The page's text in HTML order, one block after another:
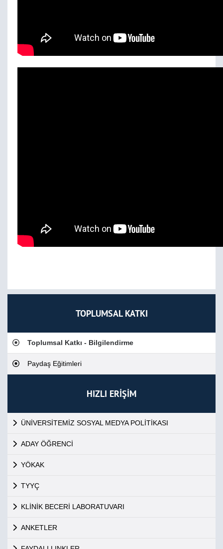
TOPLUMSAL KATKI
Toplumsal Katkı - Bilgilendirme
Paydaş Eğitimleri
HIZLI ERİŞİM
ÜNİVERSİTEMİZ SOSYAL MEDYA POLİTİKASI
ADAY ÖĞRENCİ
YÖKAK
TYYÇ
KLİNİK BECERİ LABORATUVARI
ANKETLER